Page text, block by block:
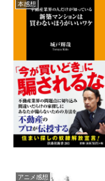
本感想
アニメ感想